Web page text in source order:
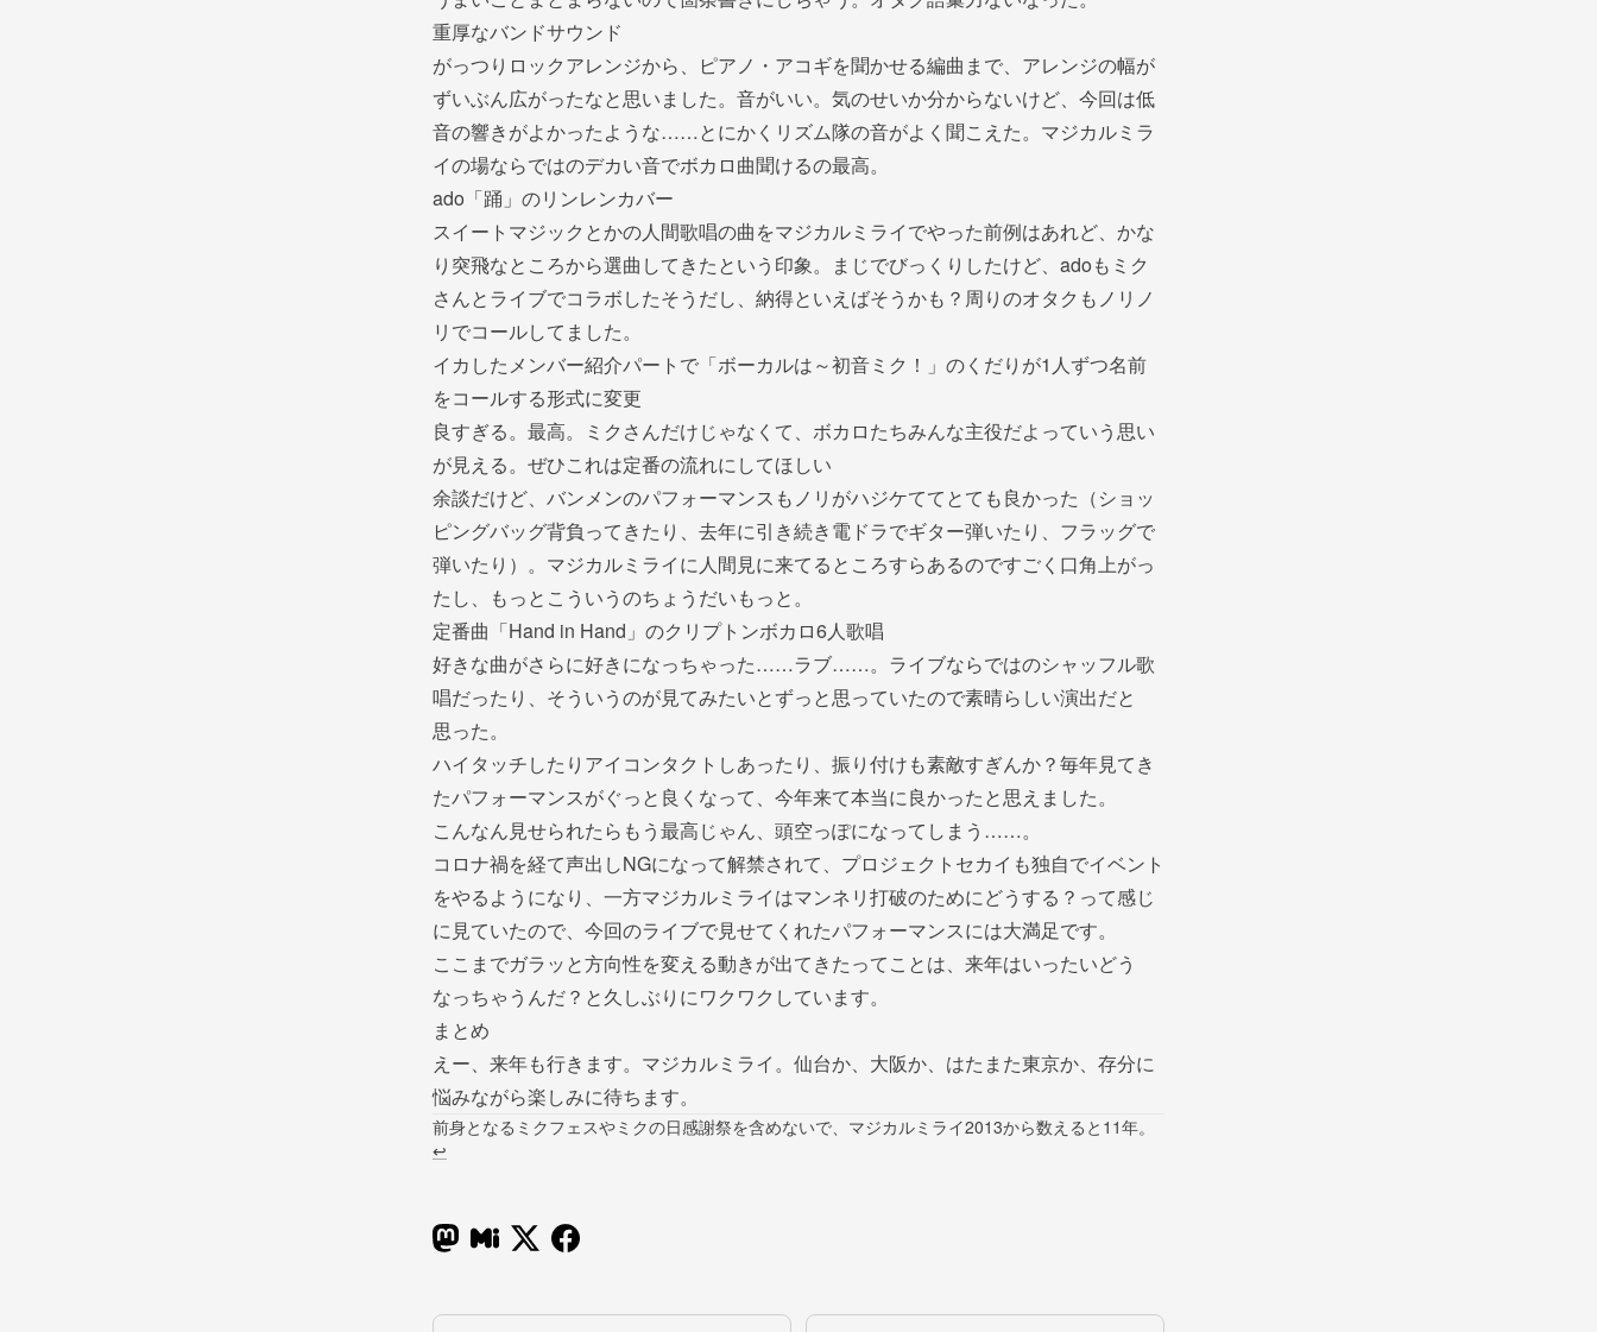
重厚なバンドサウンド
がっつりロックアレンジから、ピアノ・アコギを聞かせる編曲まで、アレンジの幅が
ずいぶん広がったなと思いました。音がいい。気のせいか分からないけど、今回は低
音の響きがよかったような……とにかくリズム隊の音がよく聞こえた。マジカルミラ
イの場ならではのデカい音でボカロ曲聞けるの最高。
ado「踊」のリンレンカバー
スイートマジックとかの人間歌唱の曲をマジカルミライでやった前例はあれど、かな
り突飛なところから選曲してきたという印象。まじでびっくりしたけど、adoもミク
さんとライブでコラボしたそうだし、納得といえばそうかも？周りのオタクもノリノ
リでコールしてました。
イカしたメンバー紹介パートで「ボーカルは～初音ミク！」のくだりが1人ずつ名前
をコールする形式に変更
良すぎる。最高。ミクさんだけじゃなくて、ボカロたちみんな主役だよっていう思い
が見える。ぜひこれは定番の流れにしてほしい
余談だけど、バンメンのパフォーマンスもノリがハジケててとても良かった（ショッ
ピングバッグ背負ってきたり、去年に引き続き電ドラでギター弾いたり、フラッグで
弾いたり）。マジカルミライに人間見に来てるところすらあるのですごく口角上がっ
たし、もっとこういうのちょうだいもっと。
定番曲「Hand in Hand」のクリプトンボカロ6人歌唱
好きな曲がさらに好きになっちゃった……ラブ……。ライブならではのシャッフル歌
唱だったり、そういうのが見てみたいとずっと思っていたので素晴らしい演出だと
思った。
ハイタッチしたりアイコンタクトしあったり、振り付けも素敵すぎんか？毎年見てき
たパフォーマンスがぐっと良くなって、今年来て本当に良かったと思えました。
こんなん見せられたらもう最高じゃん、頭空っぽになってしまう……。
コロナ禍を経て声出しNGになって解禁されて、プロジェクトセカイも独自でイベント
をやるようになり、一方マジカルミライはマンネリ打破のためにどうする？って感じ
に見ていたので、今回のライブで見せてくれたパフォーマンスには大満足です。
ここまでガラッと方向性を変える動きが出てきたってことは、来年はいったいどう
なっちゃうんだ？と久しぶりにワクワクしています。
まとめ
えー、来年も行きます。マジカルミライ。仙台か、大阪か、はたまた東京か、存分に
悩みながら楽しみに待ちます。
前身となるミクフェスやミクの日感謝祭を含めないで、マジカルミライ2013から数えると11年。
↩